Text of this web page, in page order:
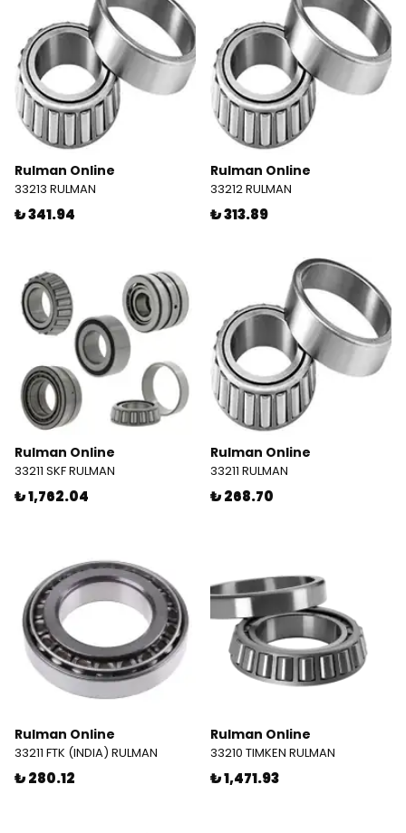
Rulman Online
33213 RULMAN
₺ 341.94
Rulman Online
33212 RULMAN
₺ 313.89
Rulman Online
33211 SKF RULMAN
₺ 1,762.04
Rulman Online
33211 RULMAN
₺ 268.70
Rulman Online
33211 FTK (INDIA) RULMAN
₺ 280.12
Rulman Online
33210 TIMKEN RULMAN
₺ 1,471.93